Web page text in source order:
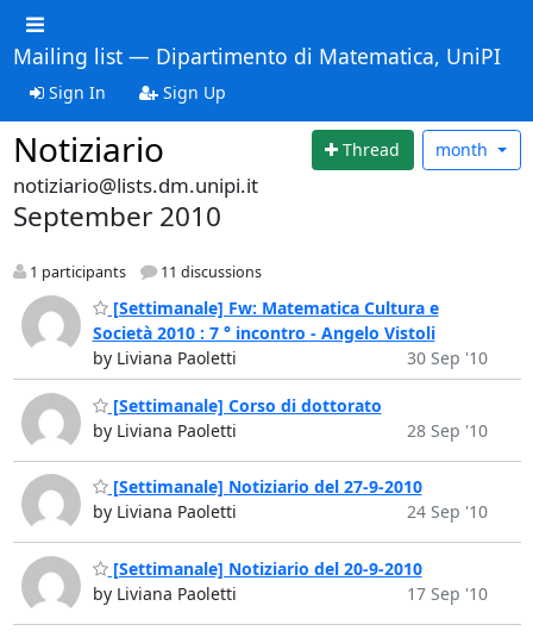
Mailing list — Dipartimento di Matematica, UniPI
Sign In Sign Up
Notiziario Thread month
notiziario@lists.dm.unipi.it
September 2010
1 participants 11 discussions
[Settimanale] Fw: Matematica Cultura e
Società 2010 : 7 ° incontro - Angelo Vistoli
by Liviana Paoletti
30 Sep '10
[Settimanale] Corso di dottorato
by Liviana Paoletti
28 Sep '10
[Settimanale] Notiziario del 27-9-2010
by Liviana Paoletti
24 Sep '10
[Settimanale] Notiziario del 20-9-2010
by Liviana Paoletti
17 Sep '10